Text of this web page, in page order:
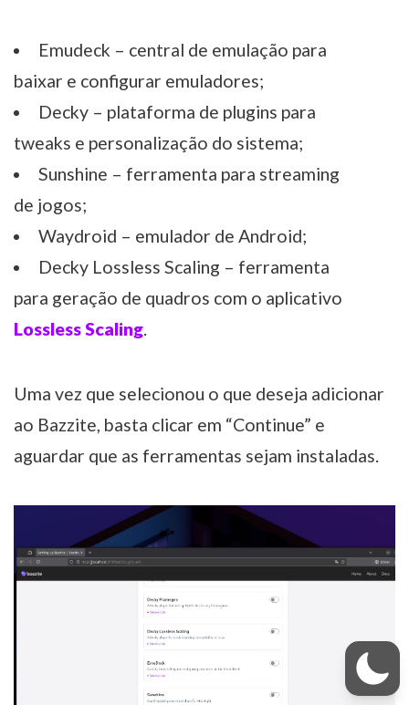
Emudeck – central de emulação para
baixar e configurar emuladores;
Decky – plataforma de plugins para
tweaks e personalização do sistema;
Sunshine – ferramenta para streaming
de jogos;
Waydroid – emulador de Android;
Decky Lossless Scaling – ferramenta
para geração de quadros com o aplicativo
Lossless Scaling
Uma vez que selecionou o que deseja adicionar
ao Bazzite, basta clicar em “Continue” e
aguardar que as ferramentas sejam instaladas.